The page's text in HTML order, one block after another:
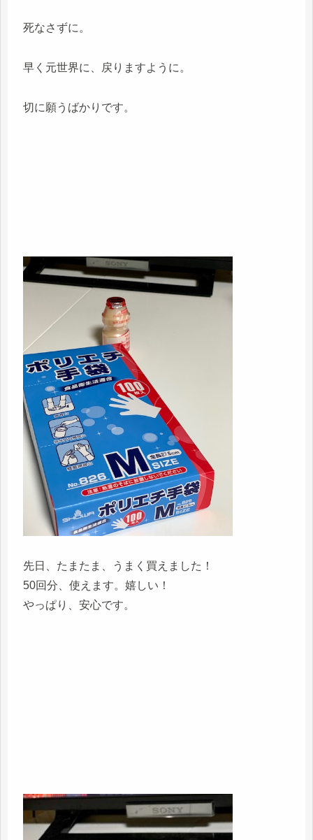
死なさずに。
早く元世界に、戻りますように。
切に願うばかりです。
先日、たまたま、うまく買えました！
50回分、使えます。嬉しい！
やっぱり、安心です。